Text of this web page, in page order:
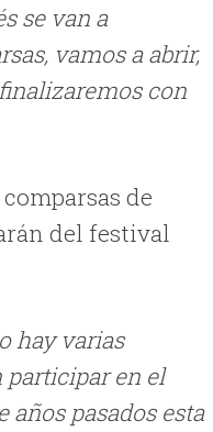
se van a
vamos a abrir,
con
de
del festival
hay varias
participar en el
años pasados esta